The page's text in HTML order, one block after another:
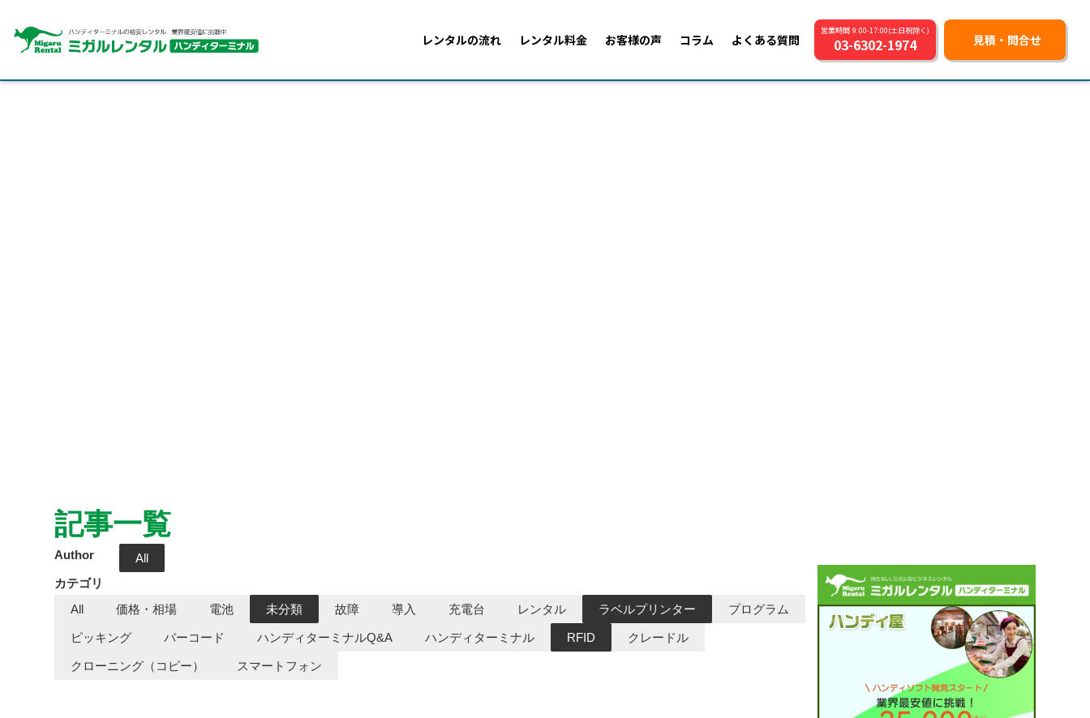
記事一覧
Author
All
カテゴリ
All
価格・相場 電池 未分類 故障 導入 充電台 レンタル ラベルプリンター プログラム
ピッキング バーコード ハンディターミナルQ&A ハンディターミナル RFID クレードル
クローニング（コピー） スマートフォン
レンタルの流れ レンタル料金 お客様の声 コラム よくある質問
営業時間 9:00-17:00(土日祝除く)
03-6302-1974 見積・問合せ